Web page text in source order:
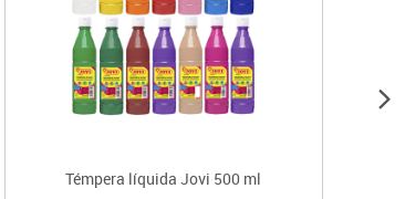
Témpera líquida Jovi 500 ml